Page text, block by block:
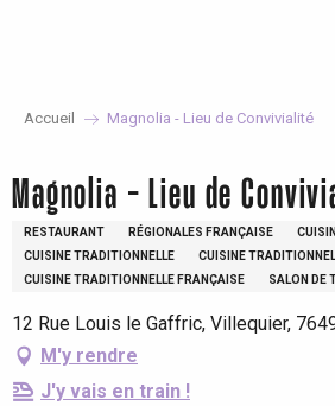
Accueil Magnolia - Lieu de Convivialité
Magnolia - Lieu de
RESTAURANT RÉGIONALES FRANÇAISE
CUISINE TRADITIONNELLE
CUISINE
CUISINE TRADITIONNELLE FRANÇAISE
SALON DE
12 Rue Louis le Gaffric, Villequier,
M'y rendre
J'y vais en train !